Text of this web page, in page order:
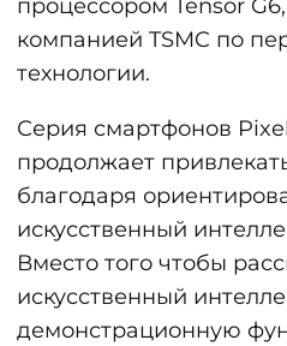
процессором Tensor
компанией TSMC по
технологии.
Серия смартфонов
продолжает
благодаря
искусственный
Вместо того чтобы
искусственный
демонстрационную